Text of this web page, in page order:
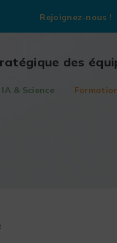
Rejoignez-nous !
des
IA & Science